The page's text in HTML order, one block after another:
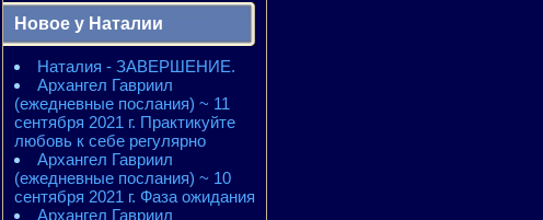
2010 - энергии месяцев
2010 - ЭНЕРГИИ года
2011 - энергии месяцев
2011 - ЭНЕРГИИ года
2012 - энергии месяцев
2012 - ЭНЕРГИИ года
2013 - энергии месяцев
2013 - ЭНЕРГИИ года
2014 - энергии месяцев
2014 - ЭНЕРГИИ года
2015 - энергии месяцев
2015 - ЭНЕРГИИ года
Новое у Наталии
Наталия - ЗАВЕРШЕНИЕ.
Архангел Гавриил
(ежедневные послания) ~ 11
сентября 2021 г. Практикуйте
любовь к себе регулярно
Архангел Гавриил
(ежедневные послания) ~ 10
сентября 2021 г. Фаза ожидания
Архангел Гавриил